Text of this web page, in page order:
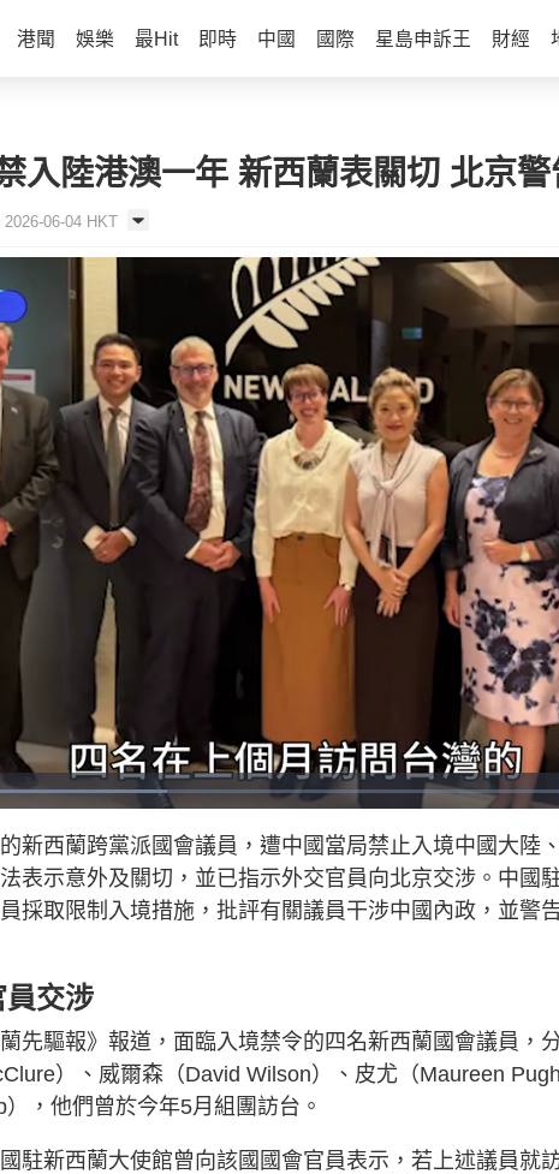
港聞 娛樂 最Hit 即時 中國 國際 星島申訴王 財經
入陸港澳一年 新西蘭表關切 北京
06-04 HKT
L
o
e
d
:
3
5
.
6
新西蘭跨黨派國會議員，遭中國當局禁止入境中國大陸
表示意外及關切，並已指示外交官員向北京交涉。中國
採取限制入境措施，批評有關議員干涉中國內政，並警
交涉
先驅報》報道，面臨入境禁令的四名新西蘭國會議員，
）、威爾森（David Wilson）、皮尤（Maureen
，他們曾於今年5月組團訪台。
駐新西蘭大使館曾向該國國會官員表示，若上述議員就